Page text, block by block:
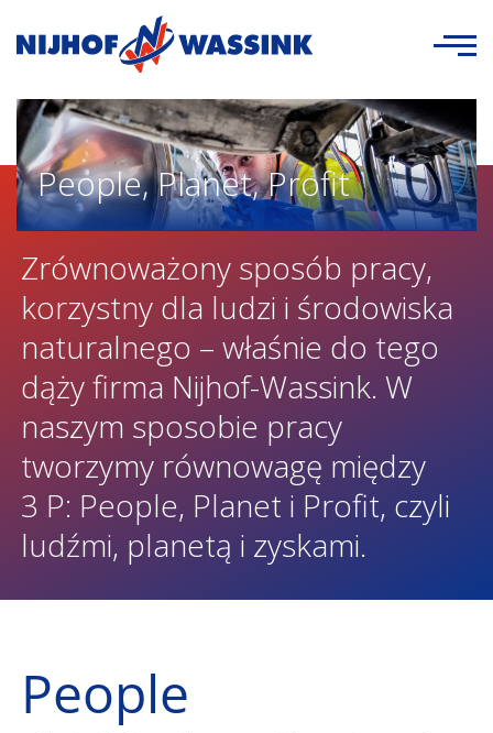
People, Planet, Profit
Zrównoważony sposób pracy,
korzystny dla ludzi i środowiska
naturalnego – właśnie do tego
dąży firma Nijhof-Wassink. W
naszym sposobie pracy
tworzymy równowagę między
3 P: People, Planet i Profit, czyli
ludźmi, planetą i zyskami.
People